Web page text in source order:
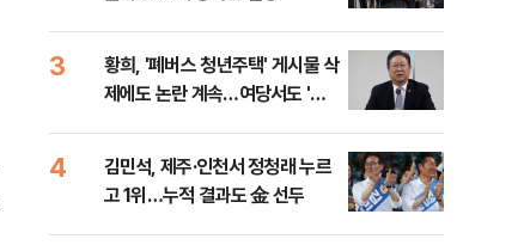
3
황희, '폐버스 청년주택' 게시물 삭
제에도 논란 계속…여당서도 '내
4
김민석, 제주·인천서 정청래 누르
고 1위…누적 결과도 金 선두